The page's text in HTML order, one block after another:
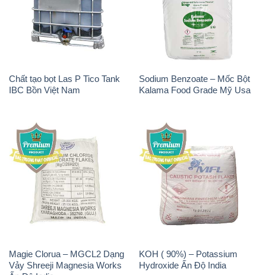
Chất tạo bọt Las P Tico Tank
IBC Bồn Việt Nam
Sodium Benzoate – Mốc Bột
Kalama Food Grade Mỹ Usa
Magie Clorua – MGCL2 Dạng
Vảy Shreeji Magnesia Works
Ấn Độ India
KOH ( 90%) – Potassium
Hydroxide Ấn Độ India